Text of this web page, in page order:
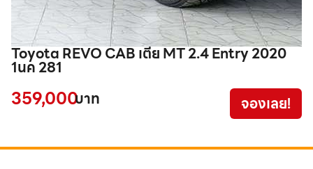
Toyota REVO CAB เตี้ย MT 2.4 Entry 2020
1นค 281
359,000บาท จองเลย!